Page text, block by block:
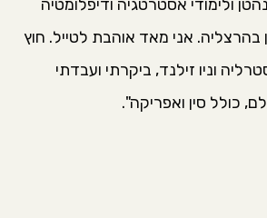
ולימודי אסטרטגיה ודיפלומטיה
בהרצליה. אני מאד אוהבת לטייל. חוץ
וניו זילנד, ביקרתי ועבדתי
כולל סין ואפריקה".